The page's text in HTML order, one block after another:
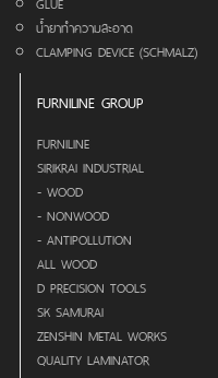
น้ำยาทำความสะอาด
CLAMPING DEVICE (SCHMALZ)
FURNILINE GROUP
FURNILINE
SIRIKRAI INDUSTRIAL
- WOOD
- NONWOOD
- ANTIPOLLUTION
ALL WOOD
D PRECISION TOOLS
SK SAMURAI
ZENSHIN METAL WORKS
QUALITY LAMINATOR